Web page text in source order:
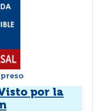
por la